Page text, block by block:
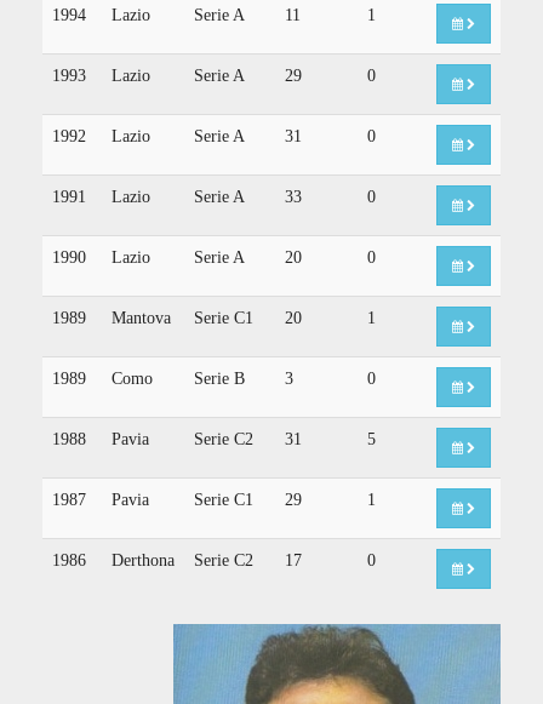
1994 Lazio Serie A 11 1
1993 Lazio Serie A 29 0
1992 Lazio Serie A 31 0
1991 Lazio Serie A 33 0
1990 Lazio Serie A 20 0
1989 Mantova Serie C1 20 1
1989 Como Serie B 3 0
1988 Pavia Serie C2 31 5
1987 Pavia Serie C1 29 1
1986 Derthona Serie C2 17 0